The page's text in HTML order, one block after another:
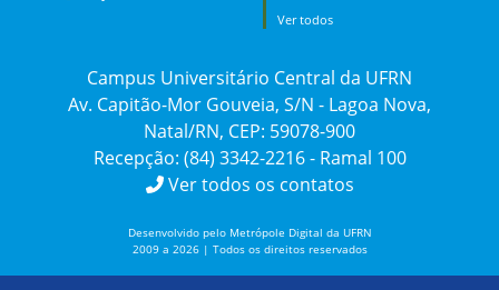
Ver todos
Campus Universitário Central da UFRN
Av. Capitão-Mor Gouveia, S/N - Lagoa Nova,
Natal/RN, CEP: 59078-900
Recepção: (84) 3342-2216 - Ramal 100
Ver todos os contatos
Desenvolvido pelo Metrópole Digital da UFRN
2009 a 2026 | Todos os direitos reservados